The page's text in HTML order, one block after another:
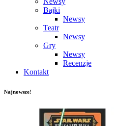
Bajki
Newsy
Teatr
Newsy
Gry
Newsy
Recenzje
Kontakt
Najnowsze!